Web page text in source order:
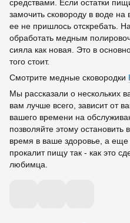
средствами. Если остатки
замочить сковороду в воде
ее не пришлось отскребать.
обработать медным
сияла как новая. Это в
того стоит.
Смотрите медные сковородки
Мы рассказали о нескольких
вам лучше всего, зависит от
вашего времени на
позволяйте этому остановить
время в ваше здоровье, а еще
прокалит пищу так - как это
любимца.